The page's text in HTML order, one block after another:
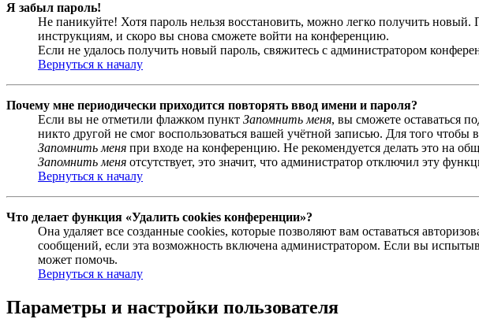
Я забыл пароль!
Не паникуйте! Хотя пароль нельзя восстановить, можно легко получить
инструкциям, и скоро вы снова сможете войти на конференцию.
Если не удалось получить новый пароль, свяжитесь с администратором
Вернуться к началу
Почему мне периодически приходится повторять ввод имени и пароля?
Если вы не отметили флажком пункт Запомнить меня, вы сможете оставаться
никто другой не смог воспользоваться вашей учётной записью. Для того
Запомнить меня при входе на конференцию. Не рекомендуется делать это на
Запомнить меня отсутствует, это значит, что администратор отключил эту
Вернуться к началу
Что делает функция «Удалить cookies конференции»?
Она удаляет все созданные cookies, которые позволяют вам оставаться
сообщений, если эта возможность включена администратором. Если вы
может помочь.
Вернуться к началу
Параметры и настройки пользователя